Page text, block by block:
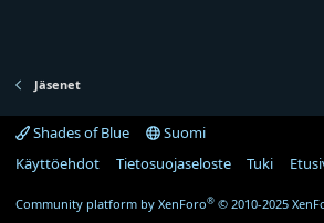
Jäsenet
Shades of Blue
Suomi
Käyttöehdot
Tietosuojaseloste Tuki
Community platform by XenForo® © 2010-2025